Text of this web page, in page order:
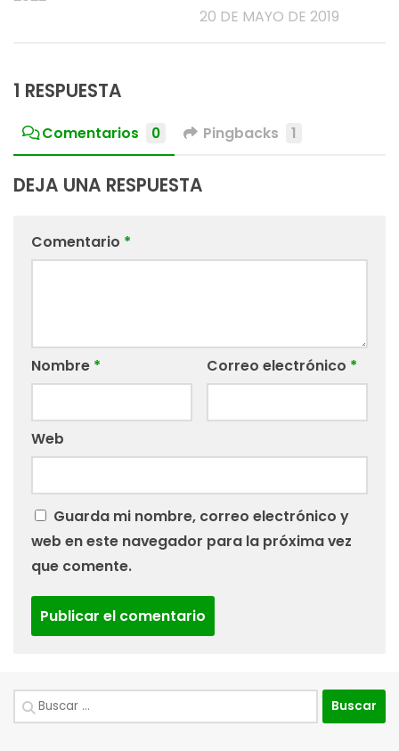
20 DE MAYO DE 2019
1 RESPUESTA
Comentarios 0 Pingbacks 1
DEJA UNA RESPUESTA
Comentario *
Nombre * Correo electrónico *
Web
Guarda mi nombre, correo electrónico y
web en este navegador para la próxima vez
que comente.
Buscar: